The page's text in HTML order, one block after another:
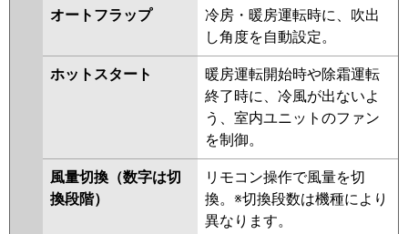
ERMP80SF3 PMZX-ERMP80SFE3
PMZX-ERMP80SFE2 PMZX-
ERMP80SF2 PMZX-ERMP80SFZ
PMZX-ERMP80SFEZ PMZX-
ERMP80SFEY PMZX-ERMP80SFY
PMZX-ERMP80SFEV PMZX-
ERMP80SFV PMZX-ERMP80SFR
PMZX-ERMP80SFER
日立 RCIS-GP80RSHPJ9 RCIS-
GP80RSHPJ8 RCIS-GP80RSHPJ7
オートフラップ
冷房・暖房運転時に、吹出
し角度を自動設定。
ホットスタート
暖房運転開始時や除霜運転
終了時に、冷風が出ないよ
う、室内ユニットのファン
を制御。
風量切換（数字は切
換段階）
リモコン操作で風量を切
換。※切換段数は機種により
異なります。